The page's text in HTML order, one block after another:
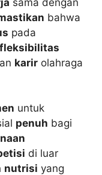
bahwa
pada
fleksibilitas
karir olahraga
untuk
penuh bagi
di luar
nutrisi yang